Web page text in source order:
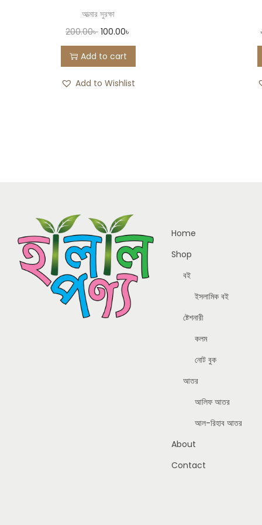
আত্মার সুরক্ষা
200.00৳ 100.00৳
Add to cart
Add to Wishlist
Home
Shop
বই
ইসলামিক বই
ষ্টেশনারী
কলম
নোট বুক
আতর
আলিফ আতর
আল-রিহাব আতর
About
Contact